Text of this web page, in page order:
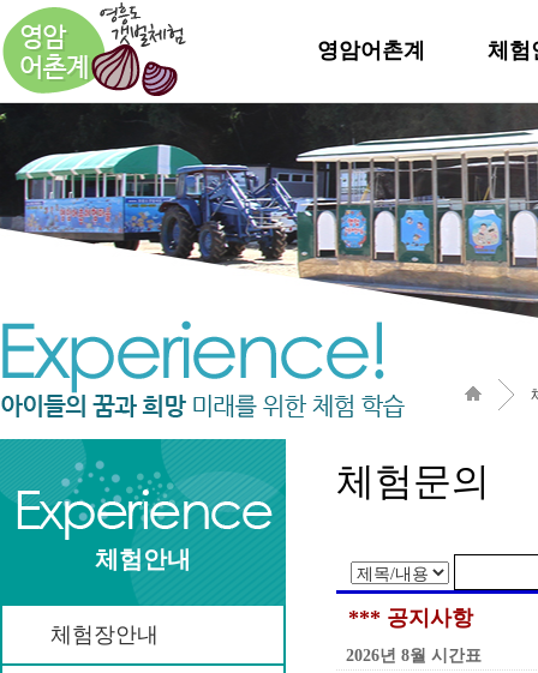
영암어촌계 체험
체험안내
체험장안내
체험문의
*** 공지사항
2026년 8월 시간표